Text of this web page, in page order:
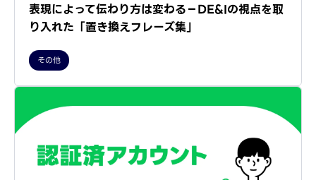
表現によって伝わり方は変わる－DE&Iの視点を取
り入れた「置き換えフレーズ集」
その他